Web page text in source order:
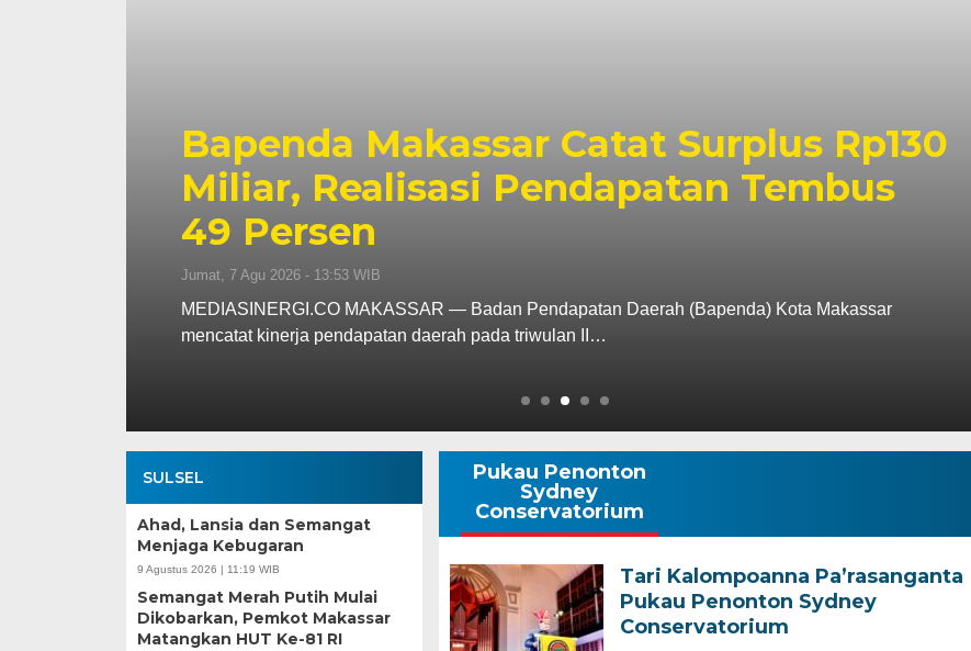
Pemkot Makassar Pastikan PSEL Tetap
Berjalan, Penetapan Lokasi Masih
Dibahas
Kamis, 6 Agu 2026 - 18:45 WIB
MEDIASINERGI.CO MAKASSAR — Wali Kota Makassar, Munafri Arifuddin, memastikan
Pemerintah Kota Makassar tetap membuka ruang dialog…
SULSEL
Ahad, Lansia dan Semangat
Menjaga Kebugaran
9 Agustus 2026 | 11:19 WIB
Semangat Merah Putih Mulai
Dikobarkan, Pemkot Makassar
Matangkan HUT Ke-81 RI
Pukau Penonton
Sydney
Conservatorium
Tari Kalompoanna Pa’rasanganta
Pukau Penonton Sydney
Conservatorium